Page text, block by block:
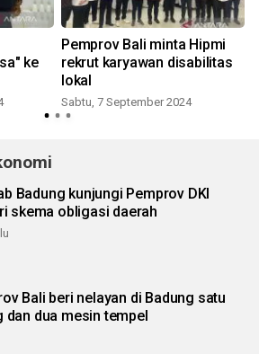
ke
Pemprov Bali minta Hipmi
rekrut karyawan disabilitas
lokal
Sabtu, 7 September 2024
Badung kunjungi Pemprov DKI
skema obligasi daerah
Bali beri nelayan di Badung satu
dan dua mesin tempel